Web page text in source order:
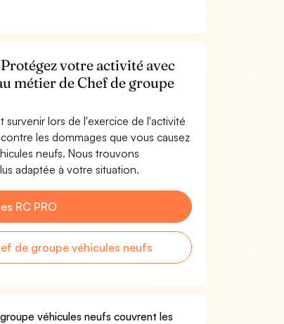
votre activité avec
métier de Chef de groupe
lors de l'exercice de l'activité
les dommages que vous causez
neufs. Nous trouvons
adaptée à votre situation.
RC PRO
de groupe véhicules neufs
véhicules neufs couvrent les